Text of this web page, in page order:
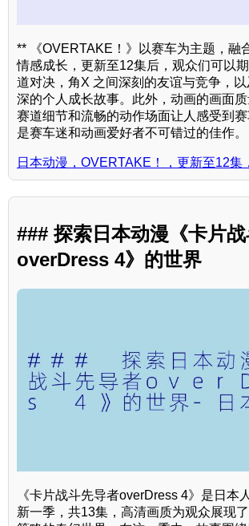
** 《OVERTAKE！》以赛车为主题，融
情感成长，更新至12集后，观众们可以
道对决，角X 之间深刻的友谊与竞争，
深的个人成长故事。此外，动画的画面
赛道细节和流畅的动作场面让人感受到赛
是赛车迷和动画爱好者不可错过的佳作。
日本动漫，OVERTAKE！，更新至12集
### 探索日本动漫《卡片
overDress 4》的世界
《卡片战斗先导者overDress 4》是日本
新一季，共13集，高清画质为观众展现